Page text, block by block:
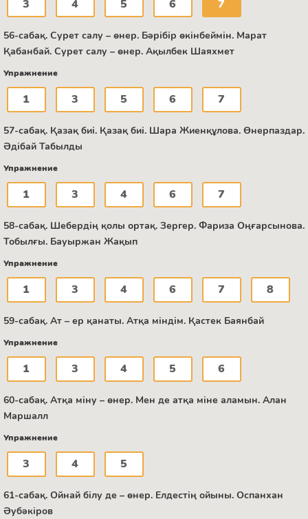
3 4 5 6 7
56-сабақ. Сурет салу – өнер. Бәрібір өкінбеймін. Марат
Қабанбай. Сурет салу – өнер. Ақылбек Шаяхмет
Упражнение
1 3 5 6 7
57-сабақ. Қазақ биі. Қазақ биі. Шара Жиенқұлова. Өнерпаздар.
Әдібай Табылды
Упражнение
1 3 4 6 7
58-сабақ. Шебердің қолы ортақ. Зергер. Фариза Оңғарсынова.
Тобылғы. Бауыржан Жақып
Упражнение
1 3 4 6 7 8
59-сабақ. Ат – ер қанаты. Атқа міндім. Қастек Баянбай
Упражнение
1 3 4 5 6
60-сабақ. Атқа міну – өнер. Мен де атқа міне аламын. Алан
Маршалл
Упражнение
3 4 5
61-сабақ. Ойнай білу де – өнер. Елдестің ойыны. Оспанхан
Әубәкіров